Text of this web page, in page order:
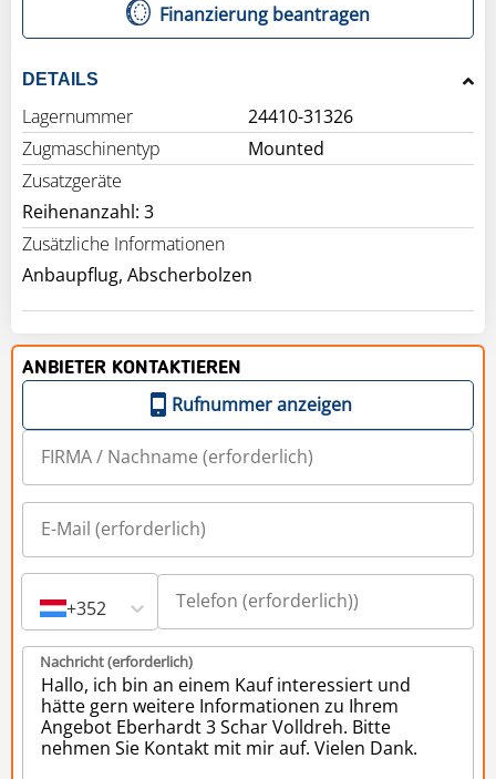
Finanzierung beantragen
DETAILS
Lagernummer
24410-31326
Zugmaschinentyp
Mounted
Zusatzgeräte
Reihenanzahl: 3
Zusätzliche Informationen
Anbaupflug, Abscherbolzen
ANBIETER KONTAKTIEREN
Rufnummer anzeigen
+352
Nachricht (erforderlich)